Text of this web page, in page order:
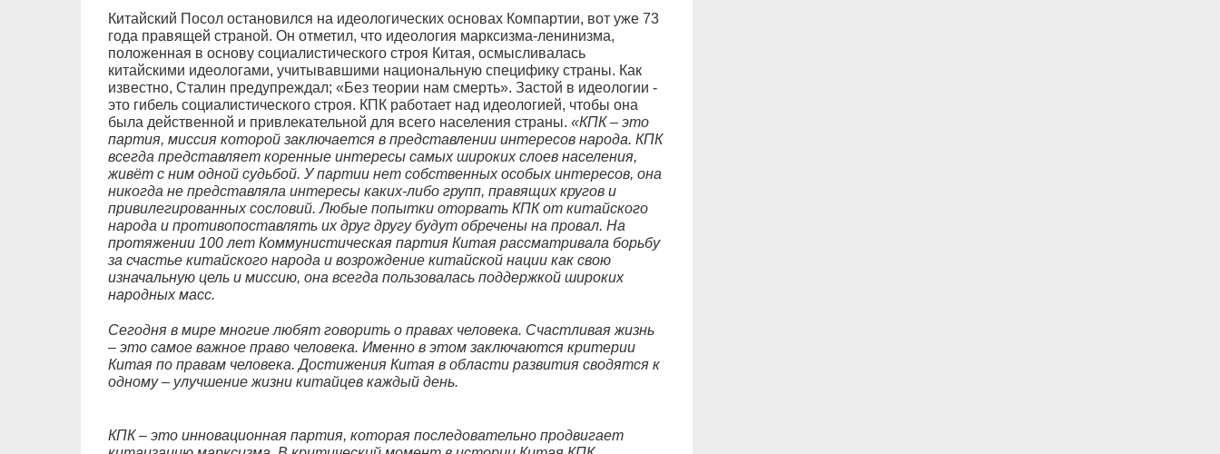
Китайский Посол остановился на идеологических основах Компартии, вот уже 73
года правящей страной. Он отметил, что идеология марксизма-ленинизма,
положенная в основу социалистического строя Китая, осмысливалась
китайскими идеологами, учитывавшими национальную специфику страны. Как
известно, Сталин предупреждал; «Без теории нам смерть». Застой в идеологии -
это гибель социалистического строя. КПК работает над идеологией, чтобы она
была действенной и привлекательной для всего населения страны. «КПК – это
партия, миссия которой заключается в представлении интересов народа. КПК
всегда представляет коренные интересы самых широких слоев населения,
живёт с ним одной судьбой. У партии нет собственных особых интересов, она
никогда не представляла интересы каких-либо групп, правящих кругов и
привилегированных сословий. Любые попытки оторвать КПК от китайского
народа и противопоставлять их друг другу будут обречены на провал. На
протяжении 100 лет Коммунистическая партия Китая рассматривала борьбу
за счастье китайского народа и возрождение китайской нации как свою
изначальную цель и миссию, она всегда пользовалась поддержкой широких
народных масс.
Сегодня в мире многие любят говорить о правах человека. Счастливая жизнь
– это самое важное право человека. Именно в этом заключаются критерии
Китая по правам человека. Достижения Китая в области развития сводятся к
одному – улучшение жизни китайцев каждый день.
КПК – это инновационная партия, которая последовательно продвигает